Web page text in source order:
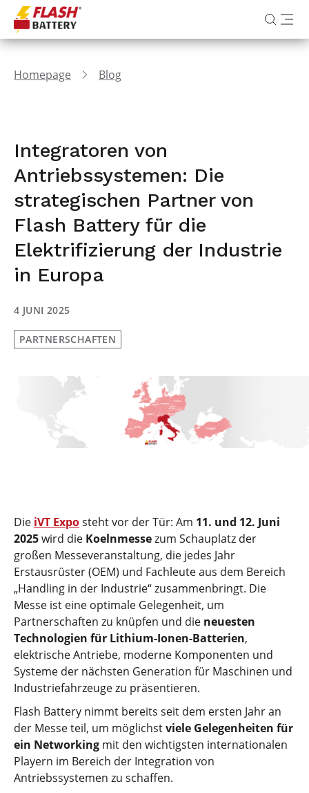
Homepage Blog
Integratoren von
Antriebssystemen: Die
strategischen Partner von
Flash Battery für die
Elektrifizierung der Industrie
in Europa
4 JUNI 2025
PARTNERSCHAFTEN
Die iVT Exposteht vor der Tür: Am 11. und 12. Juni
2025wird die Koelnmessezum Schauplatz der
großen Messeveranstaltung, die jedes Jahr
Erstausrüster (OEM) und Fachleute aus dem Bereich
„Handling in der Industrie“ zusammenbringt. Die
Messe ist eine optimale Gelegenheit, um
Partnerschaften zu knüpfen und die neuesten
Technologien für Lithium-Ionen-Batterien,
elektrische Antriebe, moderne Komponenten und
Systeme der nächsten Generation für Maschinen und
Industriefahrzeuge zu präsentieren.
Flash Battery nimmt bereits seit dem ersten Jahr an
der Messe teil, um möglichstviele Gelegenheiten für
ein Networking mit den wichtigsten internationalen
Playern im Bereich der Integration von
Antriebssystemen zu schaffen.